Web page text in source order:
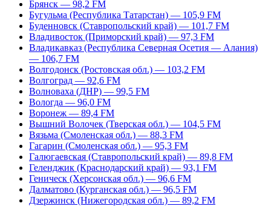
Брянск — 98,2 FM
Бугульма (Республика Татарстан) — 105,9 FM
Буденновск (Ставропольский край) — 101,7 FM
Владивосток (Приморский край) — 97,3 FM
Владикавказ (Республика Северная Осетия — Алания)
— 106,7 FM
Волгодонск (Ростовская обл.) — 103,2 FM
Волгоград — 92,6 FM
Волноваха (ДНР) — 99,5 FM
Вологда — 96,0 FM
Воронеж — 89,4 FM
Вышний Волочек (Тверская обл.) — 104,5 FM
Вязьма (Смоленская обл.) — 88,3 FM
Гагарин (Смоленская обл.) — 95,3 FM
Галюгаевская (Ставропольский край) — 89,8 FM
Геленджик (Краснодарский край) — 93,1 FM
Геническ (Херсонская обл.) — 96,6 FM
Далматово (Курганская обл.) — 96,5 FM
Дзержинск (Нижегородская обл.) — 89,2 FM